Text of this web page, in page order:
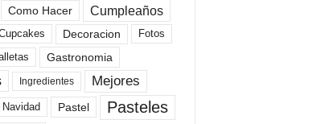
Como Hacer Cumpleaños
Decoracion Fotos
Gastronomia
Ingredientes Mejores
Navidad Pastel Pasteles